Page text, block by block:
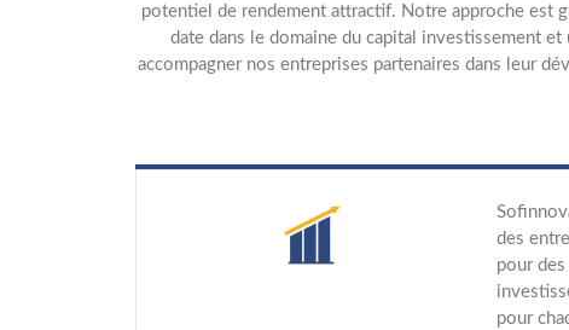
potentiel de rendement attractif. Notre approche est
date dans le domaine du capital investissement
accompagner nos entreprises partenaires dans leur
des
pour
pour